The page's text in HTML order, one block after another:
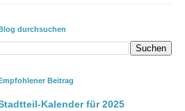
Blog durchsuchen
Empfohlener Beitrag
Kalender für 2025